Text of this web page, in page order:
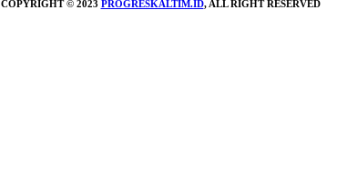
COPYRIGHT © 2023 PROGRESKALTIM.ID, ALL RIGHT RESERVED